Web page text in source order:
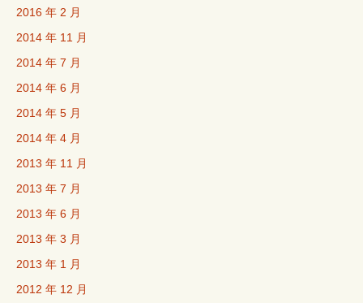
2016 年 2 月
2014 年 11 月
2014 年 7 月
2014 年 6 月
2014 年 5 月
2014 年 4 月
2013 年 11 月
2013 年 7 月
2013 年 6 月
2013 年 3 月
2013 年 1 月
2012 年 12 月